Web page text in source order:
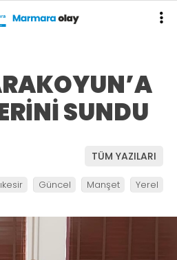
SUNDU
TÜM YAZILARI
Güncel Manşet Yerel